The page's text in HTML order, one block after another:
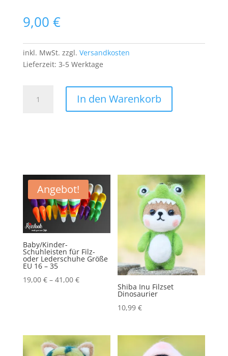
9,00 €
inkl. MwSt. zzgl. Versandkosten
Lieferzeit: 3-5 Werktage
Katze
Glück
Pech
Luck
Menge
In den Warenkorb
Angebot!
Baby/Kinder-
Schuhleisten für Filz-
oder Lederschuhe Größe
EU 16 – 35
19,00 €– 41,00 €
Shiba Inu Filzset
Dinosaurier
10,99€